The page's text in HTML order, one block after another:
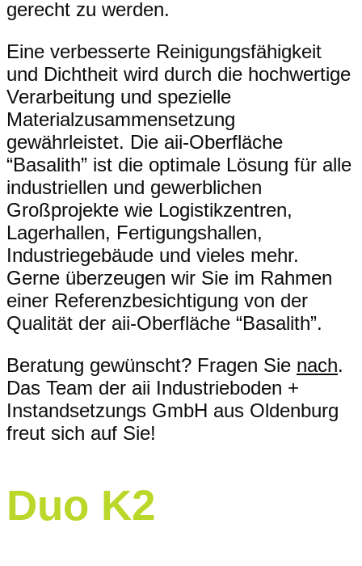
gerecht zu werden.
Eine verbesserte Reinigungsfähigkeit
und Dichtheit wird durch die hochwertige
Verarbeitung und spezielle
Materialzusammensetzung
gewährleistet. Die aii-Oberfläche
“Basalith” ist die optimale Lösung für alle
industriellen und gewerblichen
Großprojekte wie Logistikzentren,
Lagerhallen, Fertigungshallen,
Industriegebäude und vieles mehr.
Gerne überzeugen wir Sie im Rahmen
einer Referenzbesichtigung von der
Qualität der aii-Oberfläche “Basalith”.
Beratung gewünscht? Fragen Sie nach.
Das Team der aii Industrieboden +
Instandsetzungs GmbH aus Oldenburg
freut sich auf Sie!
Duo K2